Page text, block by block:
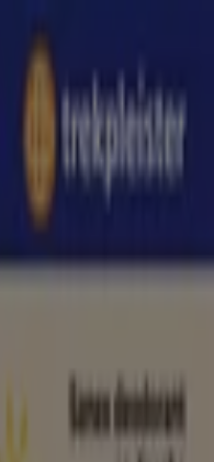
&
& TuinWonen &
Drogisterij &